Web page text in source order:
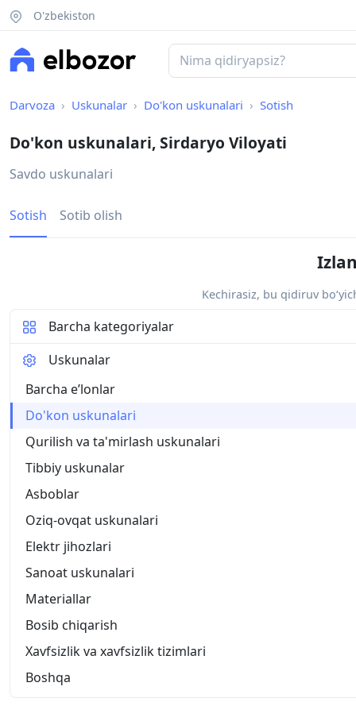
O'zbekiston
Darvoza Uskunalar Do'kon uskunalari Sotish
Do'kon uskunalari, Sirdaryo Viloyati
Savdo uskunalari
Sotish Sotib olish
Kechirasiz, bu qidiruv
Barcha kategoriyalar
Uskunalar
Barcha eʼlonlar
Do'kon uskunalari
Qurilish va ta'mirlash uskunalari
Tibbiy uskunalar
Asboblar
Oziq-ovqat uskunalari
Elektr jihozlari
Sanoat uskunalari
Materiallar
Bosib chiqarish
Xavfsizlik va xavfsizlik tizimlari
Boshqa